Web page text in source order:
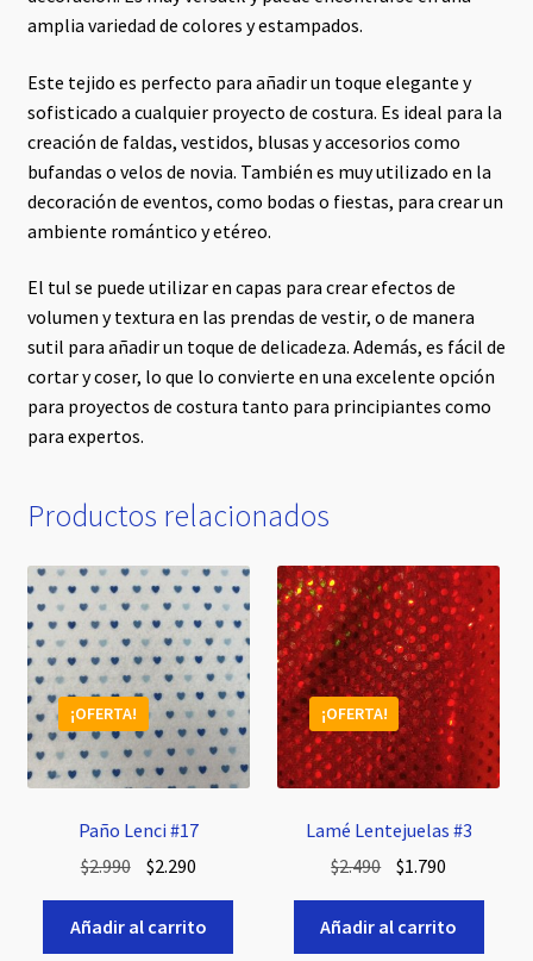
amplia variedad de colores y estampados.
Este tejido es perfecto para añadir un toque elegante y
sofisticado a cualquier proyecto de costura. Es ideal para la
creación de faldas, vestidos, blusas y accesorios como
bufandas o velos de novia. También es muy utilizado en la
decoración de eventos, como bodas o fiestas, para crear un
ambiente romántico y etéreo.
El tul se puede utilizar en capas para crear efectos de
volumen y textura en las prendas de vestir, o de manera
sutil para añadir un toque de delicadeza. Además, es fácil de
cortar y coser, lo que lo convierte en una excelente opción
para proyectos de costura tanto para principiantes como
para expertos.
Productos relacionados
Paño Lenci #17
¡OFERTA!
$2.990 El
precio
original
era:
$2.290El
precio
actual
es:
Añadir al carrito
Lamé Lentejuelas #3
¡OFERTA!
$2.490 El
precio
original
era:
$1.790
precio
actual
es:
Añadir al carrito